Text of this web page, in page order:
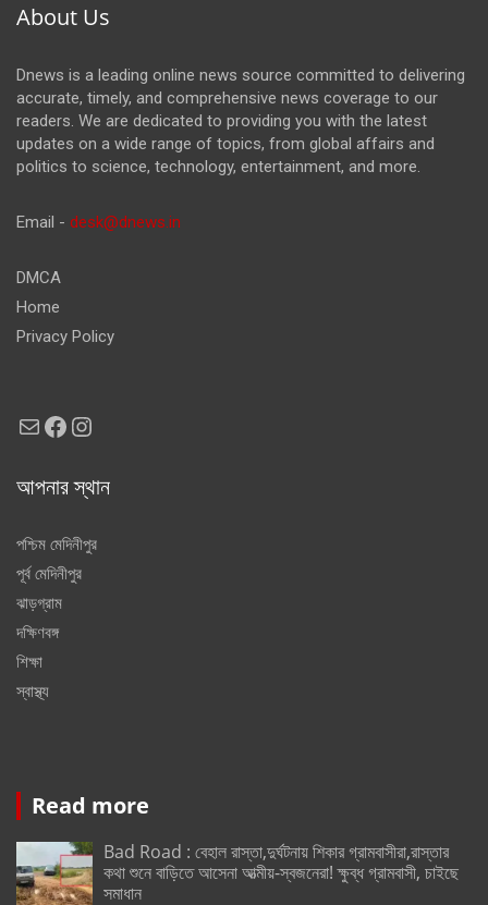
About Us
Dnews is a leading online news source committed to delivering
accurate, timely, and comprehensive news coverage to our
readers. We are dedicated to providing you with the latest
updates on a wide range of topics, from global affairs and
politics to science, technology, entertainment, and more.
Email - desk@dnews.in
DMCA
Home
Privacy Policy
MailFacebook
Instagram
আপনার স্থান
পশ্চিম মেদিনীপুর
পূর্ব মেদিনীপুর
ঝাড়গ্রাম
দক্ষিণবঙ্গ
শিক্ষা
স্বাস্থ্য
Read more
Bad Road : বেহাল রাস্তা,দুর্ঘটনায় শিকার গ্রামবাসীরা,রাস্তার
কথা শুনে বাড়িতে আসেনা আত্মীয়-স্বজনেরা! ক্ষুব্ধ গ্রামবাসী, চাইছে
সমাধান